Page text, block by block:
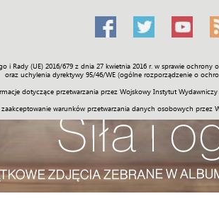
i Rady (UE) 2016/679 z dnia 27 kwietnia 2016 r. w sprawie
oraz uchylenia dyrektywy 95/46/WE (ogólne rozporządzenie o
dotyczące przetwarzania przez Wojskowy Instytut
zaakceptowanie warunków przetwarzania danych osobowych przez
Świat Społeczność Sport Historia